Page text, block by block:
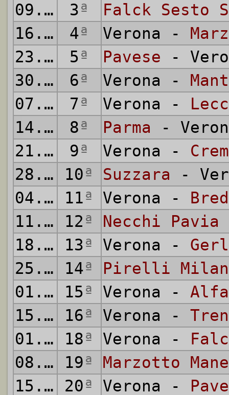
09.11.1941
3ª
Falck Sesto
16.11.1941
4ª Verona -
23.11.1941
5ª Pavese -
30.11.1941
6ª Verona -
07.12.1941
7ª Verona -
14.12.1941
8ª Parma -
21.12.1941
9ª Verona -
28.12.1941
10ª Suzzara -
04.01.1942
11ª Verona -
11.01.1942
12ª Necchi Pavia
18.01.1942
13ª Verona -
25.01.1942
14ª
Pirelli
01.02.1942
15ª Verona - Alfa
15.02.1942
16ª Verona -
01.03.1942
18ª Verona -
08.03.1942
19ª
Marzotto
15.03.1942
20ª Verona -